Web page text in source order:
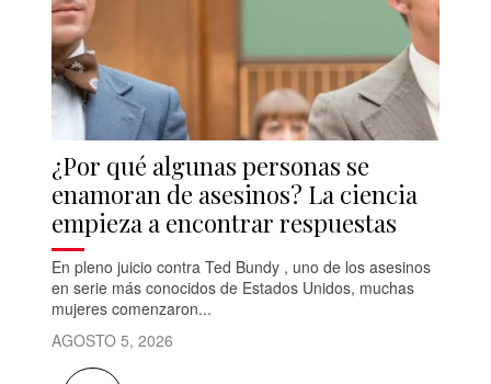
¿Por qué algunas personas se
enamoran de asesinos? La ciencia
empieza a encontrar respuestas
En pleno juicio contra Ted Bundy , uno de los asesinos
en serie más conocidos de Estados Unidos, muchas
mujeres comenzaron...
AGOSTO 5, 2026